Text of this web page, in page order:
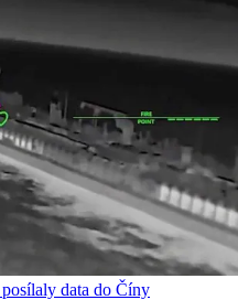
data do Číny